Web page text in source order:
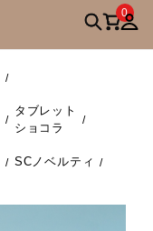
0
タブレット
ショコラ
SCノベルティ